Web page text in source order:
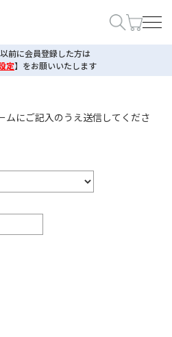
前に会員登録した方は
定】 をお願いいたします
ムにご記入のうえ送信してくださ